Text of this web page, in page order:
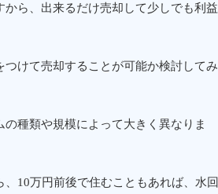
ら、出来るだけ売却して少しでも利益
けて売却することが可能か検討してみ
種類や規模によって大きく異なりま
10万円前後で住むこともあれば、水回